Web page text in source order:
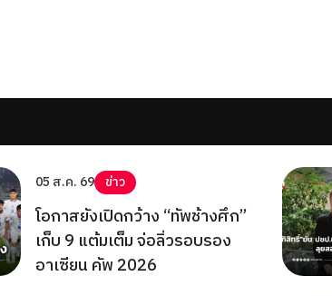
05 ส.ค. 69 ข่าว
โอกาสยังเปิดกว้าง “ทัพช้างศึก”
เก็บ 9 แต้มเต็ม จ่อลิ่วรอบรอง
อาเซียน คัพ 2026